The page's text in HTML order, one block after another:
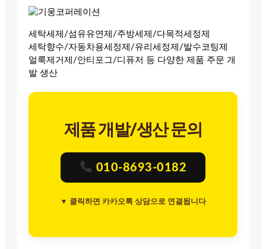
세탁세제/섬유유연제/주방세제/다목적세정제
세탁향수/자동차용세정제/유리세정제/발수코팅제
얼룩제거제/안티포그/디퓨저 등 다양한 제품 주문 개
발 생산
제품 개발/생산 문의
010-8693-0182
▼ 클릭하면 카카오톡 상담으로 연결됩니다